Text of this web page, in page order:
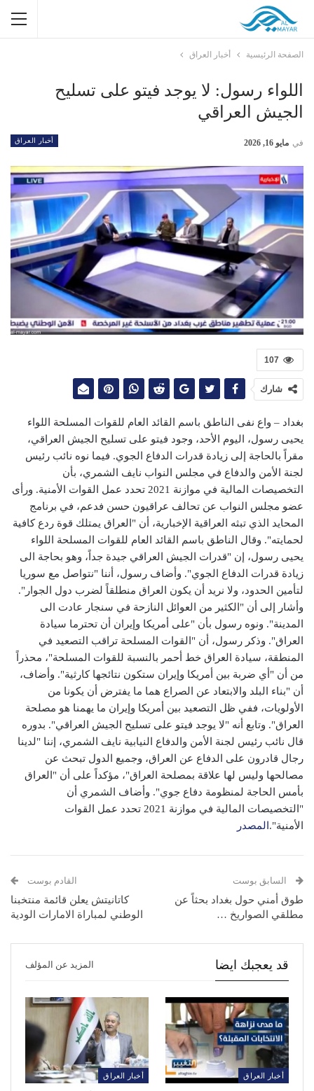
الصفحة الرئيسية أخبار العراق
اللواء رسول: لا يوجد فيتو على تسليح
الجيش العراقي
أخبار العراق في مايو 16, 2026
107
شارك
بغداد – واع نفى الناطق باسم القائد العام للقوات المسلحة اللواء
يحيى رسول، اليوم الأحد، وجود فيتو على تسليح الجيش العراقي،
مقراً بالحاجة إلى زيادة قدرات الدفاع الجوي. فيما نوه نائب رئيس
لجنة الأمن والدفاع في مجلس النواب نايف الشمري، بأن
التخصيصات المالية في موازنة 2021 تحدد عمل القوات الأمنية. ورأى
عضو مجلس النواب عن تحالف عراقيون حسن فدعم، في برنامج
المحايد الذي تبثه العراقية الإخبارية، أن "العراق يمتلك قوة ردع كافية
لحمايته". وقال الناطق باسم القائد العام للقوات المسلحة اللواء
يحيى رسول، إن "قدرات الجيش العراقي جيدة جداً، وهو بحاجة الى
زيادة قدرات الدفاع الجوي". وأضاف رسول، أننا "نتواصل مع سوريا
لتأمين الحدود، ولا نريد أن يكون العراق منطلقاً لضرب دول الجوار".
وأشار إلى أن "الكثير من العوائل النازحة في سنجار عادت الى
المدينة". ونوه رسول بأن "على أمريكا وإيران أن تحترما سيادة
العراق". وذكر رسول، أن "القوات المسلحة تراقب التصعيد في
المنطقة، سيادة العراق خط أحمر بالنسبة للقوات المسلحة"، محذراً
من أن "أي ضربة بين أمريكا وإيران ستكون نتائجها كارثية". وأضاف،
أن "بناء البلد والابتعاد عن الصراع هما ما يفترض أن يكونا من
الأولويات، ففي ظل التصعيد بين أمريكا وإيران ما يهمنا هو مصلحة
العراق". وتابع أنه "لا يوجد فيتو على تسليح الجيش العراقي". بدوره
قال نائب رئيس لجنة الأمن والدفاع النيابية نايف الشمري، إننا "لدينا
رجال قادرون على الدفاع عن العراق، وجميع الدول تبحث عن
مصالحها وليس لها علاقة بمصلحة العراق"، مؤكداً على أن "العراق
بأمس الحاجة لمنظومة دفاع جوي". وأضاف الشمري أن
"التخصيصات المالية في موازنة 2021 تحدد عمل القوات
الأمنية". المصدر
السابق بوست
طوق أمني حول بغداد بحثاً عن
مطلقي الصواريخ …
القادم بوست
كاتانيتش يعلن قائمة منتخبنا
الوطني لمباراة الامارات الودية
قد يعجبك ايضا المزيد عن المؤلف
أخبار العراق أخبار العراق